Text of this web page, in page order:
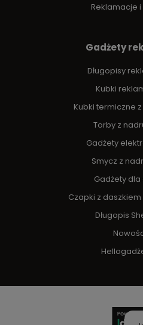
Reklamacje
Gadżety
Długopisy
Kubki
Kubki termiczne
Torby z
Gadżety
Smycz z
Gadżety dla
Czapki z
Długopis